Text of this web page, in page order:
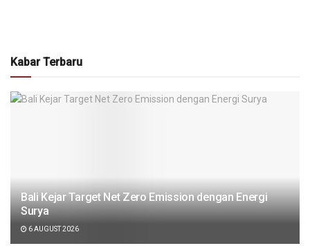
Kabar Terbaru
Bali Kejar Target Net Zero Emission dengan Energi
Surya
6 AUGUST 2026